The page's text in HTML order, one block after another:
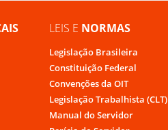
LEIS E NORMAS
Legislação Brasileira
Constituição Federal
Convenções da OIT
Legislação Trabalhista (CLT)
Manual do Servidor